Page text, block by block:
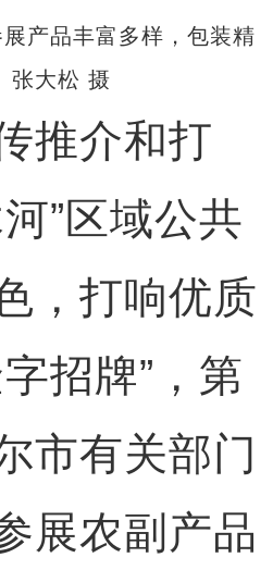
产品丰富多样，包装精
张大松 摄
介和打
”区域公共
，打响优质
招牌”，第
市有关部门
展农副产品